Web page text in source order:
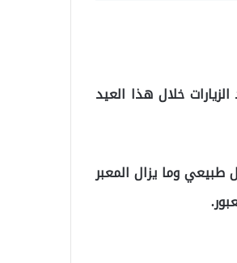
خلال هذا العيد
طبيعي وما يزال المعبر